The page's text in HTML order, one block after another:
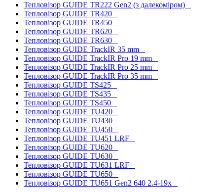
Тепловізор GUIDE TR222 Gen2 (з далекоміром)
Тепловізор GUIDE TR420
Тепловізор GUIDE TR450
Тепловізор GUIDE TR620
Тепловізор GUIDE TR630
Тепловізор GUIDE TrackIR 35 mm
Тепловізор GUIDE TrackIR Pro 19 mm
Тепловізор GUIDE TrackIR Pro 25 mm
Тепловізор GUIDE TrackIR Pro 35 mm
Тепловізор GUIDE TS425
Тепловізор GUIDE TS435
Тепловізор GUIDE TS450
Тепловізор GUIDE TU420
Тепловізор GUIDE TU430
Тепловізор GUIDE TU450
Тепловізор GUIDE TU451 LRF
Тепловізор GUIDE TU620
Тепловізор GUIDE TU630
Тепловізор GUIDE TU631 LRF
Тепловізор GUIDE TU650
Тепловізор GUIDE TU651 Gen2 640 2.4-19x